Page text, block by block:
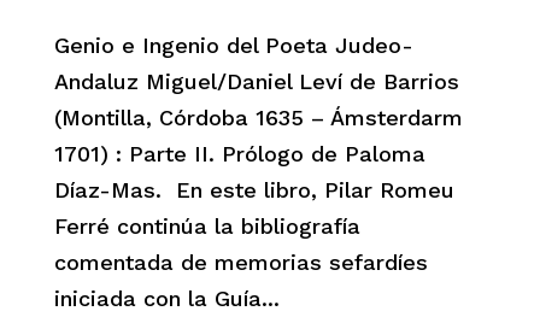
Genio e Ingenio del Poeta Judeo-
Andaluz Miguel/Daniel Leví de Barrios
(Montilla, Córdoba 1635 – Ámsterdarm
1701) : Parte II. Prólogo de Paloma
Díaz-Mas. En este libro, Pilar Romeu
Ferré continúa la bibliografía
comentada de memorias sefardíes
iniciada con la Guía...